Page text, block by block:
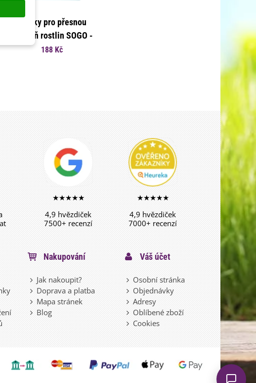
Nůžky pro přesnou
sklizeň rostlin SOGO -
Pieterpik - pěstební
188 Kč
★★★★★
4,9 hvězdiček
7500+ recenzí
★★★★★
4,9 hvězdiček
7000+ recenzí
Nakupování
Jak nakoupit?
Doprava a platba
Mapa stránek
Blog
Váš účet
Osobní stránka
Objednávky
Adresy
Oblíbené zboží
Cookies